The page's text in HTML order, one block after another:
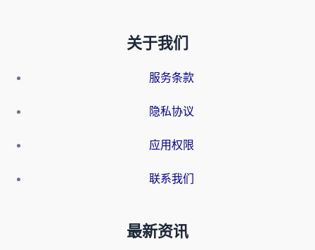
关于我们
服务条款
隐私协议
应用权限
联系我们
最新资讯